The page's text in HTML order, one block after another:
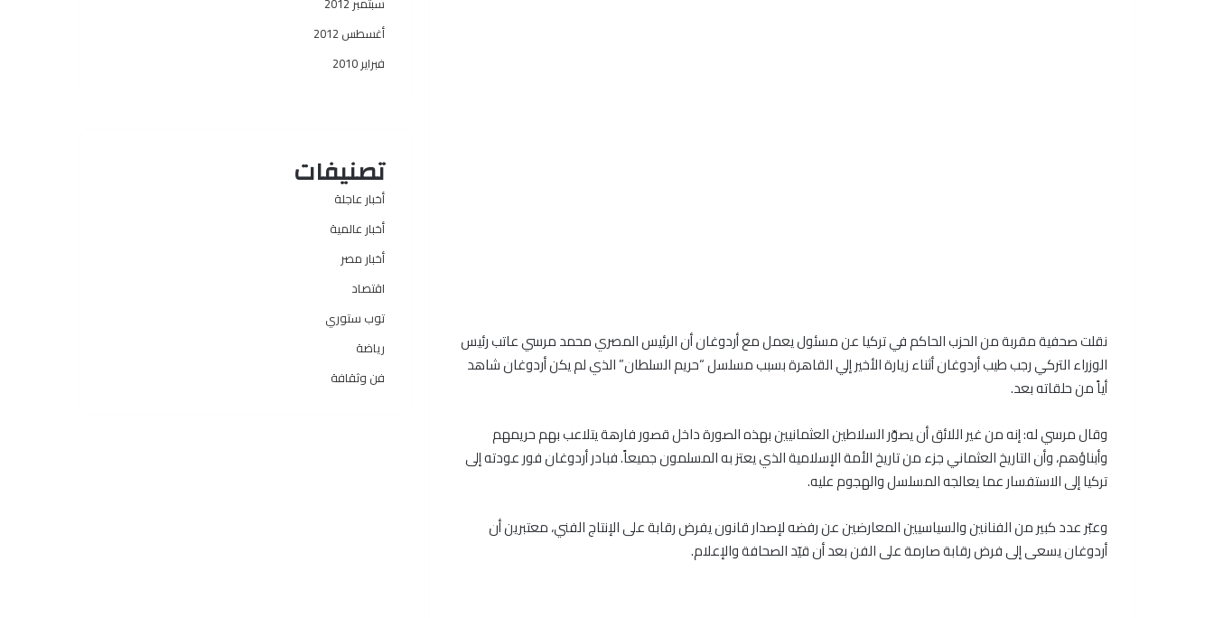
نقلت صحفية مقربة من الحزب الحاكم في تركيا عن مسئول يعمل مع أردوغان أن الرئيس المصري محمد مرسي عاتب رئيس
الوزراء التركي رجب طيب أردوغان أثناء زيارة الأخير إلي القاهرة بسبب مسلسل “حريم السلطان” الذي لم يكن أردوغان شاهد
أياً من حلقاته بعد.
وقال مرسي له: إنه من غير اللائق أن يصوّر السلاطين العثمانيين بهذه الصورة داخل قصور فارهة يتلاعب بهم حريمهم
وأبناؤهم، وأن التاريخ العثماني جزء من تاريخ الأمة الإسلامية الذي يعتز به المسلمون جميعاً. فبادر أردوغان فور عودته إلى
تركيا إلى الاستفسار عما يعالجه المسلسل والهجوم عليه.
وعبّر عدد كبير من الفنانين والسياسيين المعارضين عن رفضه لإصدار قانون يفرض رقابة على الإنتاج الفني، معتبرين أن
أردوغان يسعى إلى فرض رقابة صارمة على الفن بعد أن قيّد الصحافة والإعلام.
أغسطس 2012
فبراير 2010
تصنيفات
أخبار عاجلة
أخبار عالمية
أخبار مصر
اقتصاد
توب ستوري
رياضة
فن وثقافة